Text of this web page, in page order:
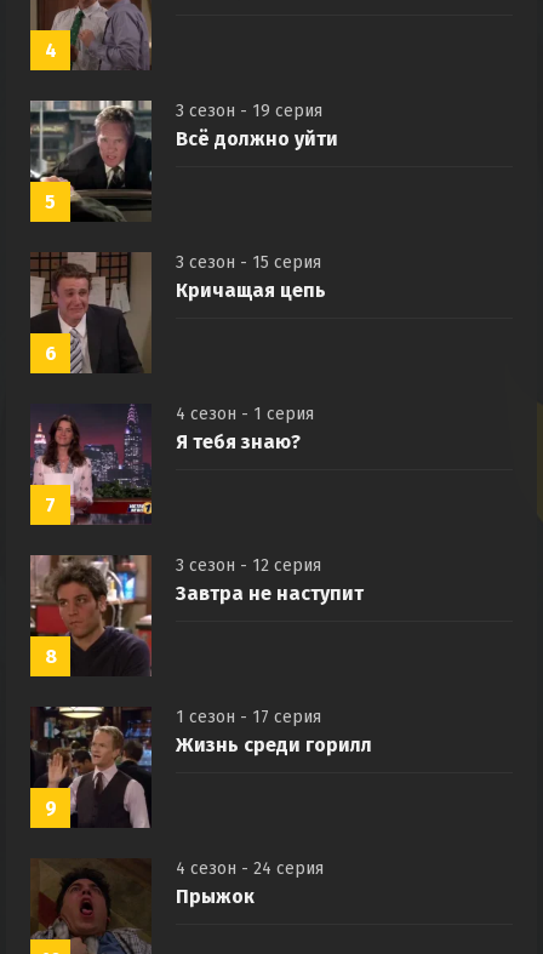
4
5
3 сезон - 19 серия
Всё должно уйти
6
3 сезон - 15 серия
Кричащая цепь
7
4 сезон - 1 серия
Я тебя знаю?
8
3 сезон - 12 серия
Завтра не наступит
9
1 сезон - 17 серия
Жизнь среди горилл
4 сезон - 24 серия
Прыжок